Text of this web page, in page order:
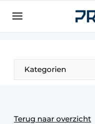
Registrieren Sie
Unternehmen
Kontakt
Veranstaltung
Kategorien
Terug naar overzicht